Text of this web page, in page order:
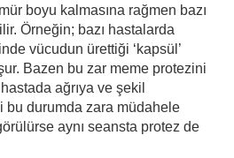
boyu kalmasına rağmen bazı
Örneğin; bazı hastalarda
vücudun ürettiği ‘kapsül’
Bazen bu zar meme protezini
ağrıya ve şekil
bu durumda zara müdahele
aynı seansta protez de